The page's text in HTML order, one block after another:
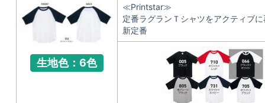
生地色：6色
≪Printstar≫
定番ラグランＴシャツをアクティブ
新定番